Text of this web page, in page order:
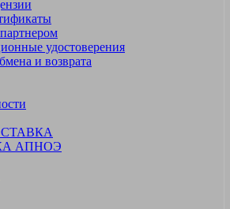
удостоверения
и возврата
АПНОЭ